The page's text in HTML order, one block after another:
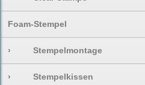
Foam-Stempel
› Stempelmontage
› Stempelkissen